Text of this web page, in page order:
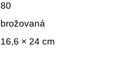
80
brožovaná
16,6 × 24 cm